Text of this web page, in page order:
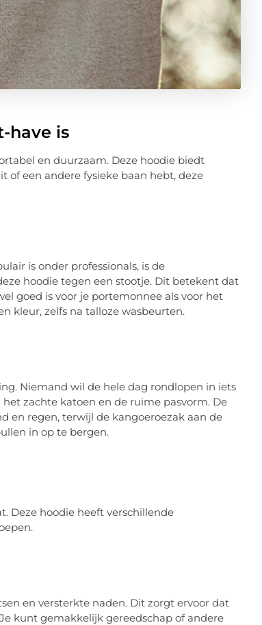
have is
en duurzaam. Deze hoodie biedt
of een andere fysieke baan hebt, deze
is onder professionals, is de
hoodie tegen een stootje. Dit betekent dat
goed is voor je portemonnee als voor het
kleur, zelfs na talloze wasbeurten.
Niemand wil de hele dag rondlopen in iets
zachte katoen en de ruime pasvorm. De
en regen, terwijl de kangoeroezak aan de
in op te bergen.
Deze hoodie heeft verschillende
en versterkte naden. Dit zorgt ervoor dat
kunt gemakkelijk gereedschap of andere